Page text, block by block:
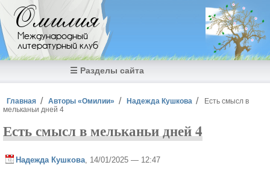
Перейти к основному содержанию
Омилия
Международный
литературный клуб
☰ Разделы сайта
Вы здесь
Главная Авторы «Омилии» Надежда Кушкова
Есть смысл в
мельканьи дней 4
Есть смысл в мельканьи дней 4
Надежда Кушкова , 14/01/2025 — 12:47